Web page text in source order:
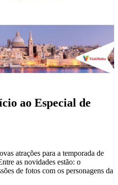
ao Especial de
atrações para a temporada de
as novidades estão: o
de fotos com os personagens da